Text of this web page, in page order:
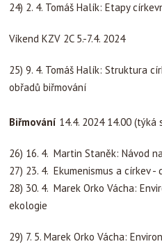
24) 2. 4. Tomáš Halík: Etapy
Víkend KZV 2C 5.-7.4. 2024
25) 9. 4. Tomáš Halík: Struktura
obřadů biřmování
Biřmování 14.4. 2024 14.00 (týká
26) 16. 4. Martin Staněk: Návod
27) 23. 4. Ekumenismus a církev
28) 30. 4. Marek Orko Vácha:
ekologie
29) 7. 5. Marek Orko Vácha: